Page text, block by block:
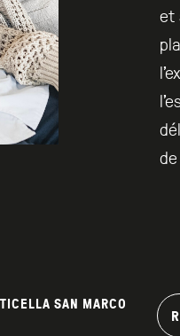
et
SAN MARCO